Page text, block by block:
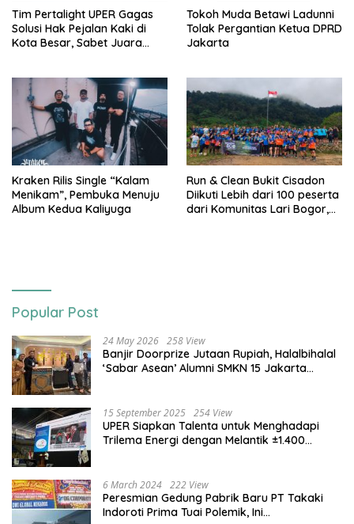
Tim Pertalight UPER Gagas
Solusi Hak Pejalan Kaki di
Kota Besar, Sabet Juara
Tokoh Muda Betawi Ladunni
Tolak Pergantian Ketua DPRD
Jakarta
Kraken Rilis Single “Kalam
Menikam”, Pembuka Menuju
Album Kedua Kaliyuga
Run & Clean Bukit Cisadon
Diikuti Lebih dari 100 peserta
dari Komunitas Lari Bogor,
Popular Post
24 May 2026 258 View
Banjir Doorprize Jutaan Rupiah, Halalbihalal
‘Sabar Asean’ Alumni SMKN 15 Jakarta
15 September 2025 254 View
UPER Siapkan Talenta untuk Menghadapi
Trilema Energi dengan Melantik ±1.400
6 March 2024 222 View
Peresmian Gedung Pabrik Baru PT Takaki
Indoroti Prima Tuai Polemik, Ini